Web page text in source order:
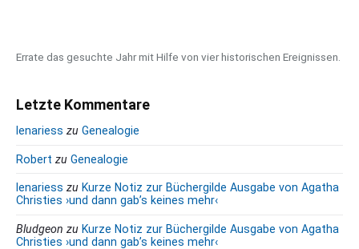
Errate das gesuchte Jahr mit Hilfe von vier historischen Ereignissen.
Letzte Kommentare
lenariess zu Genealogie
Robert zu Genealogie
lenariess zu Kurze Notiz zur Büchergilde Ausgabe von Agatha
Christies ›und dann gab’s keines mehr‹
Bludgeon zu Kurze Notiz zur Büchergilde Ausgabe von Agatha
Christies ›und dann gab’s keines mehr‹